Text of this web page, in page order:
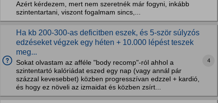
Azért kérdezem, mert nem szeretnék már fogyni, inkább
szintentartani, viszont fogalmam sincs,...
Ha kb 200-300-as deficitben eszek, és 5-ször súlyzós
edzéseket végzek egy héten + 10.000 lépést teszek
meg...
Sokat olvastam az afféle "body recomp"-ról ahhol a
szintentartó kalóriádat eszed egy nap (vagy annál pár
százzal kevesebbet) közben progresszívan edzzel + kardió,
és hogy ez növeli az izmaidat és közben zsírt...
4